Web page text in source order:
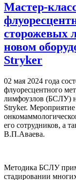
Мастер-
сторожевых
новом
Stryker
02 мая 2024 года
флуоресцентного
лимфоузлов (БСЛУ)
Stryker.
его сотрудников, а
В.П.Аваева.
Методика БСЛУ
стадировании